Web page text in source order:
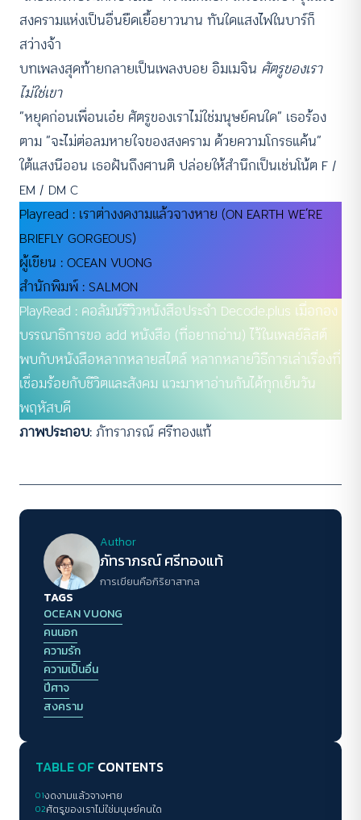
สงครามแห่งเป็นอื่นยืดเยื้อยาวนาน ทันใดแสงไฟในบาร์ก็
สว่างจ้า
บทเพลงสุดท้ายกลายเป็นเพลงบอย อิมเมจิน ศัตรูของเรา
ไม่ใช่เขา
“หยุดก่อนเพื่อนเอ๋ย ศัตรูของเราไม่ใช่มนุษย์คนใด” เธอร้อง
ตาม “จะไม่ต่อลมหายใจของสงคราม ด้วยความโกรธแค้น”
ใต้แสงนีออน เธอฝันถึงศานติ ปล่อยให้สำนึกเป็นเช่นโน้ต F /
EM / DM C
Playread : เราต่างงดงามแล้วจางหาย (ON EARTH WE’RE
BRIEFLY GORGEOUS)
ผู้เขียน : OCEAN VUONG
สำนักพิมพ์ : SALMON
PlayRead : คอลัมน์รีวิวหนังสือประจำ Decode.plus เมื่อกอง
บรรณาธิการขอ add หนังสือ (ที่อยากอ่าน) ไว้ในเพลย์ลิสต์
พบกับหนังสือหลากหลายสไตล์ หลากหลายวิธีการเล่าเรื่องที่
เชื่อมร้อยกับชีวิตและสังคม แวะมาหาอ่านกันได้ทุกเย็นวัน
พฤหัสบดี
ภาพประกอบ: ภัทราภรณ์ ศรีทองแท้
Author
ภัทราภรณ์ ศรีทองแท้
การเขียนคือกิริยาสากล
TAGS
OCEAN VUONG
คนนอก
ความรัก
ความเป็นอื่น
ปีศาจ
สงคราม
TABLE OF CONTENTS
01งดงามแล้วจางหาย
02ศัตรูของเราไม่ใช่มนุษย์คนใด